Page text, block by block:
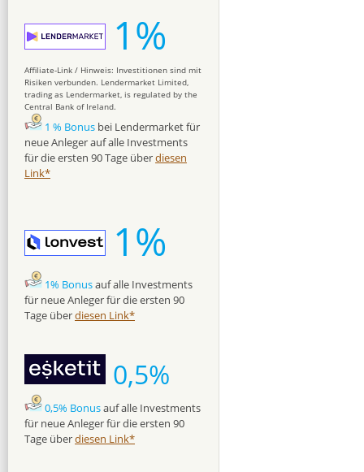
1%
Affiliate-Link / Hinweis: Investitionen sind mit
Risiken verbunden. Lendermarket Limited,
trading as Lendermarket, is regulated by the
Central Bank of Ireland.
1 % Bonus bei Lendermarket für
neue Anleger auf alle Investments
für die ersten 90 Tage überdiesen
Link*
1%
1% Bonusauf alle Investments
für neue Anleger für die ersten 90
Tage überdiesen Link*
0,5%
0,5% Bonusauf alle Investments
für neue Anleger für die ersten 90
Tage überdiesen Link*